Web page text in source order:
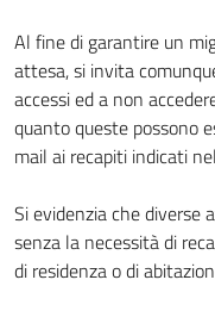
Al fine di garantire un
attesa, si invita
accessi ed a non
quanto queste possono
mail ai recapiti indicati
Si evidenzia che diverse
senza la necessità di
di residenza o di